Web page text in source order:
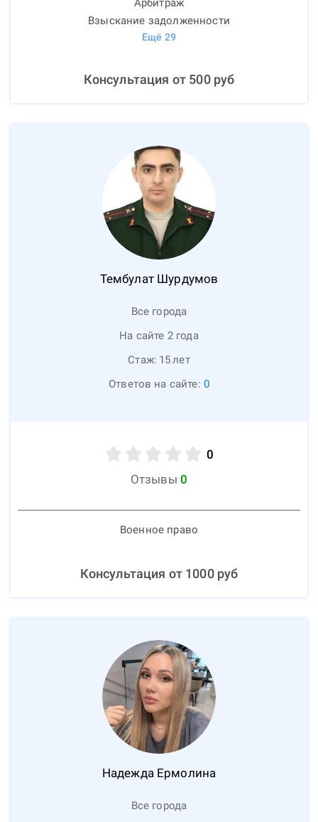
Арбитраж
Взыскание задолженности
Ещё 29
Консультация от 500руб
Тембулат Шурдумов
Все города
На сайте 2 года
Стаж: 15лет
Ответов на сайте: 0
0
Отзывы 0
Военное право
Консультация от 1000руб
Надежда Ермолина
Все города